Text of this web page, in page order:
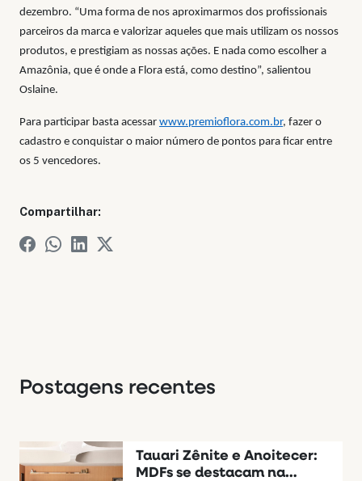
dezembro. “Uma forma de nos aproximarmos dos profissionais
parceiros da marca e valorizar aqueles que mais utilizam os nossos
produtos, e prestigiam as nossas ações. E nada como escolher a
Amazônia, que é onde a Flora está, como destino”, salientou
Oslaine.
Para participar basta acessar www.premioflora.com.br, fazer o
cadastro e conquistar o maior número de pontos para ficar entre
os 5 vencedores.
Compartilhar:
Postagens recentes
Tauari Zênite e Anoitecer:
MDFs se destacam na